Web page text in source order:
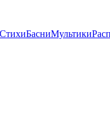
СтихиБасниМультики